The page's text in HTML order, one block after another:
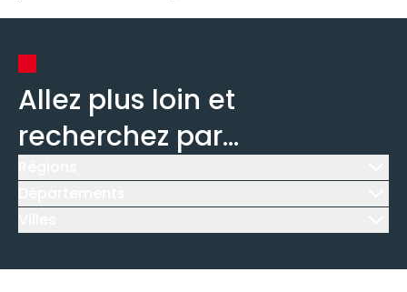
Allez plus loin et
recherchez par...